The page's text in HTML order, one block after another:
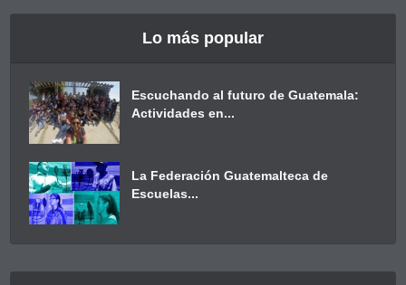
Lo más popular
Escuchando al futuro de Guatemala:
Actividades en...
La Federación Guatemalteca de
Escuelas...